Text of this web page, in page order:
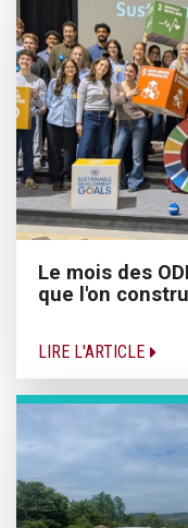
Le mois des
que l'on
LIRE L'ARTICLE